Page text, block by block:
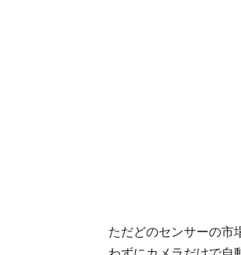
ただどのセンサーの市